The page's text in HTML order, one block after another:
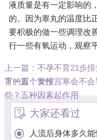
液质量是有一定影响的
的。因为睾丸的温度比
要积极的做一些调理改
行一些有氧运动，观察
上一篇： 不孕不育21步
育的五个警报
下一篇：女性宫寒会不
些？五种因素起作用
大家还看过
人流后身体多久